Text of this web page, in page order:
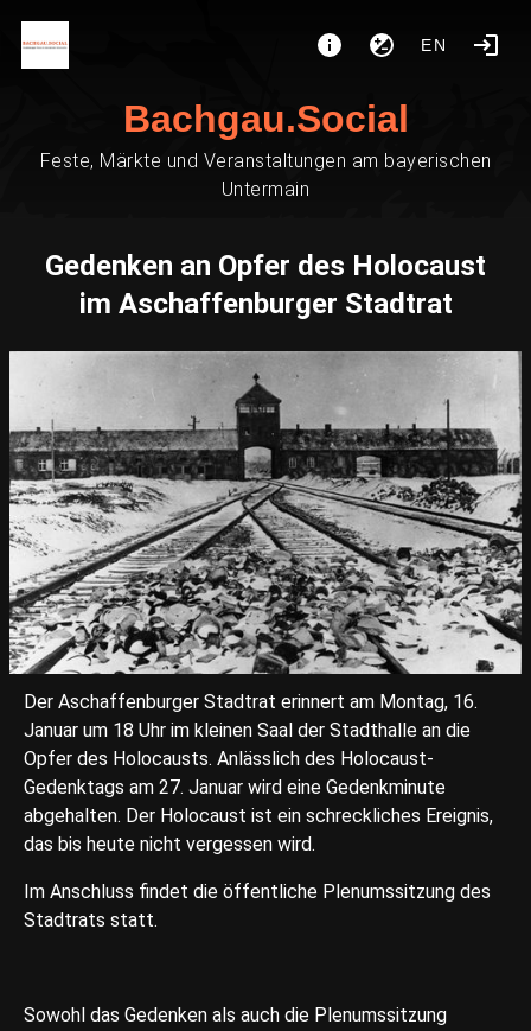
EN
Bachgau.Social
Feste, Märkte und Veranstaltungen am bayerischen
Untermain
Gedenken an Opfer des Holocaust
im Aschaffenburger Stadtrat
Der Aschaffenburger Stadtrat erinnert am Montag, 16.
Januar um 18 Uhr im kleinen Saal der Stadthalle an die
Opfer des Holocausts. Anlässlich des Holocaust-
Gedenktags am 27. Januar wird eine Gedenkminute
abgehalten. Der Holocaust ist ein schreckliches Ereignis,
das bis heute nicht vergessen wird.
Im Anschluss findet die öffentliche Plenumssitzung des
Stadtrats statt.
Sowohl das Gedenken als auch die Plenumssitzung